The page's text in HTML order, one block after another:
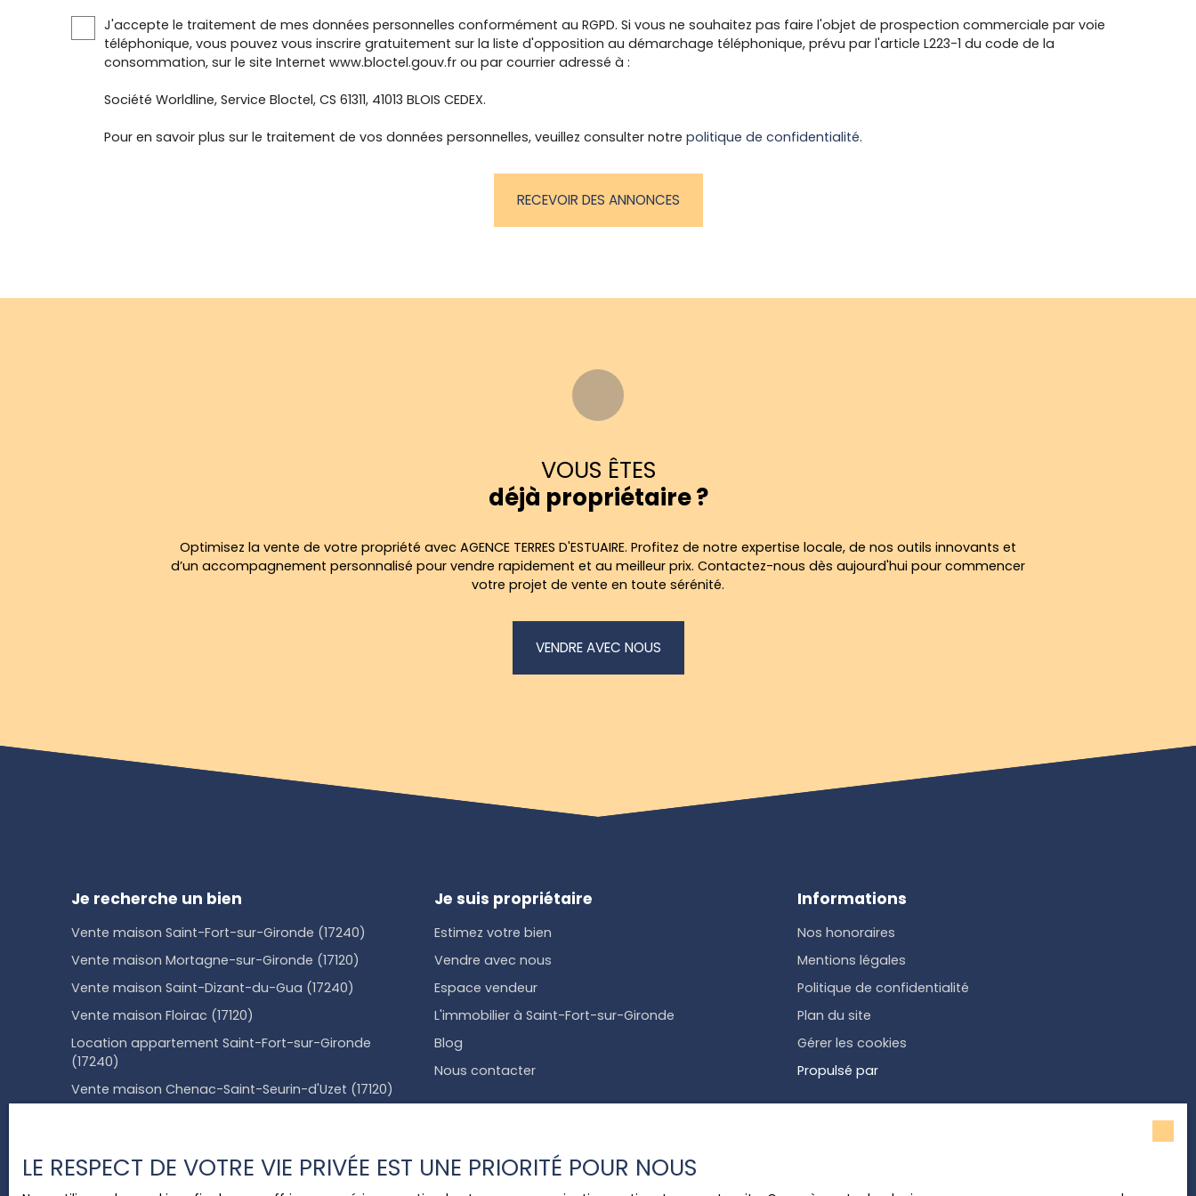
J'accepte le traitement de mes données personnelles conformément au RGPD. Si vous ne souhaitez pas faire l'objet de prospection commerciale par voie
téléphonique, vous pouvez vous inscrire gratuitement sur la liste d'opposition au démarchage téléphonique, prévu par l'article L223-1 du code de la
consommation, sur le site Internet www.bloctel.gouv.fr ou par courrier adressé à :
Société Worldline, Service Bloctel, CS 61311, 41013 BLOIS CEDEX.
Pour en savoir plus sur le traitement de vos données personnelles, veuillez consulter notre politique de confidentialité.
RECEVOIR DES ANNONCES
VOUS ÊTES
déjà propriétaire ?
Optimisez la vente de votre propriété avec AGENCE TERRES D'ESTUAIRE. Profitez de notre expertise locale, de nos outils innovants et
d’un accompagnement personnalisé pour vendre rapidement et au meilleur prix. Contactez-nous dès aujourd'hui pour commencer
votre projet de vente en toute sérénité.
VENDRE AVEC NOUS
Je recherche un bien
Vente maison Saint-Fort-sur-Gironde (17240)
Vente maison Mortagne-sur-Gironde (17120)
Vente maison Saint-Dizant-du-Gua (17240)
Vente maison Floirac (17120)
Location appartement Saint-Fort-sur-Gironde
(17240)
Vente maison Chenac-Saint-Seurin-d'Uzet (17120)
Je suis propriétaire
Estimez votre bien
Vendre avec nous
Espace vendeur
L'immobilier à Saint-Fort-sur-Gironde
Blog
Nous contacter
Informations
Nos honoraires
Mentions légales
Politique de confidentialité
Plan du site
Gérer les cookies
Propulsé par
LE RESPECT DE VOTRE VIE PRIVÉE EST UNE PRIORITÉ POUR NOUS